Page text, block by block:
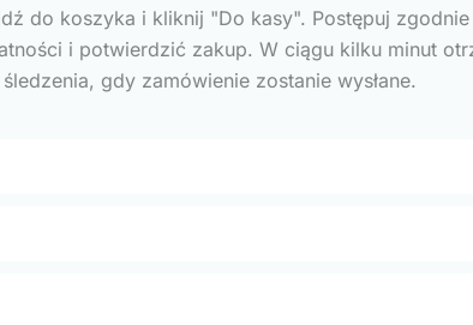
do koszyka i kliknij "Do kasy". Postępuj
i potwierdzić zakup. W ciągu kilku minut
gdy zamówienie zostanie wysłane.